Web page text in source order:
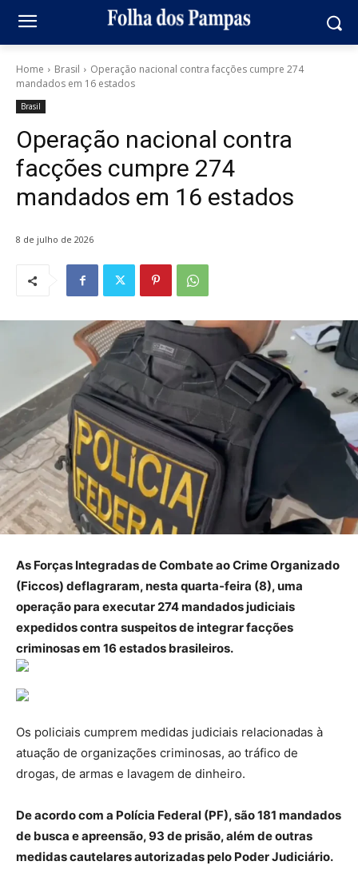
Home Brasil
Operação nacional contra facções cumpre 274
mandados em 16 estados
Brasil
Operação nacional contra
facções cumpre 274
mandados em 16 estados
8 de julho de 2026
As Forças Integradas de Combate ao Crime Organizado
(Ficcos) deflagraram, nesta quarta-feira (8), uma
operação para executar 274 mandados judiciais
expedidos contra suspeitos de integrar facções
criminosas em 16 estados brasileiros.
Os policiais cumprem medidas judiciais relacionadas à
atuação de organizações criminosas, ao tráfico de
drogas, de armas e lavagem de dinheiro.
De acordo com a Polícia Federal (PF), são 181 mandados
de busca e apreensão, 93 de prisão, além de outras
medidas cautelares autorizadas pelo Poder Judiciário.